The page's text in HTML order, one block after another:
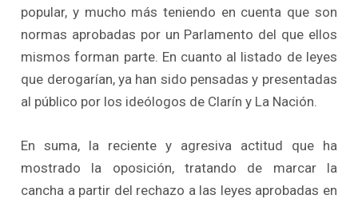
popular, y mucho más teniendo en cuenta que son
normas aprobadas por un Parlamento del que ellos
mismos forman parte. En cuanto al listado de leyes
que derogarían, ya han sido pensadas y presentadas
al público por los ideólogos de Clarín y La Nación.
En suma, la reciente y agresiva actitud que ha
mostrado la oposición, tratando de marcar la
cancha a partir del rechazo a las leyes aprobadas en